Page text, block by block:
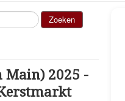
Zoeken
2025 -